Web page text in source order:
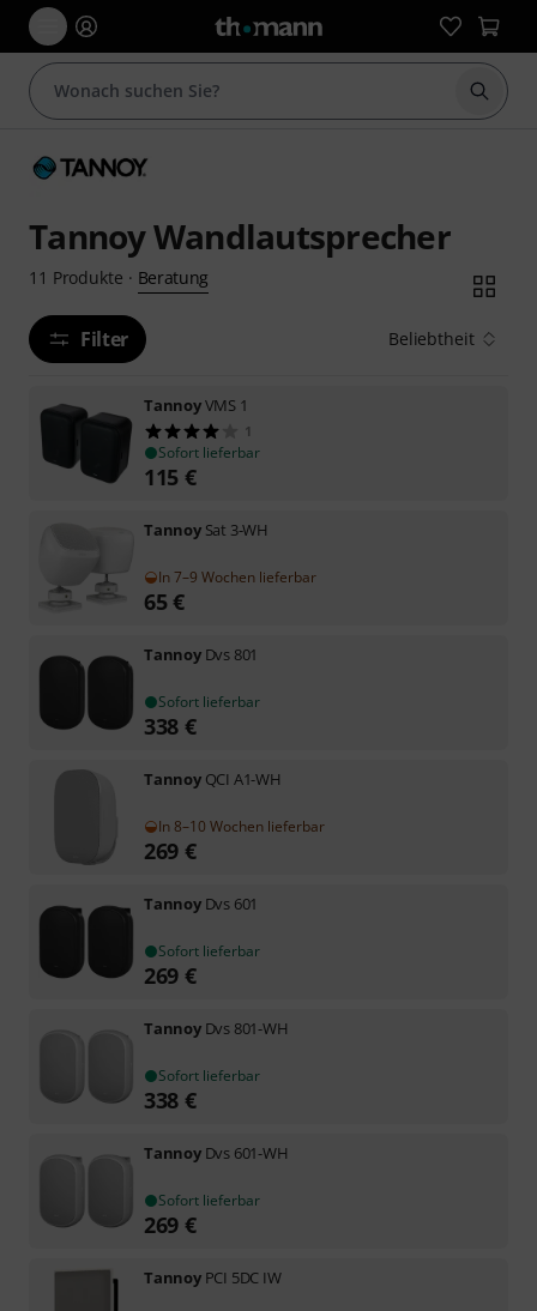
Suche
Tannoy Wandlautsprecher
11 Produkte · Beratung
Filter Beliebtheit
TannoyVMS 1
1
Sofort lieferbar
115 €
Tannoy Sat 3-WH
In 7–9 Wochen lieferbar
65€
Tannoy Dvs 801
Sofort lieferbar
338 €
Tannoy QCI A1-WH
In 8–10 Wochen lieferbar
269 €
Tannoy Dvs 601
Sofort lieferbar
269 €
Tannoy Dvs 801-WH
Sofort lieferbar
338 €
Tannoy Dvs 601-WH
Sofort lieferbar
269 €
Tannoy PCI 5DC IW